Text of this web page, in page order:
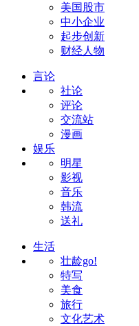
美国股市
中小企业
起步创新
财经人物
言论
社论
评论
交流站
漫画
娱乐
明星
影视
音乐
韩流
送礼
生活
壮龄go!
特写
美食
旅行
文化艺术